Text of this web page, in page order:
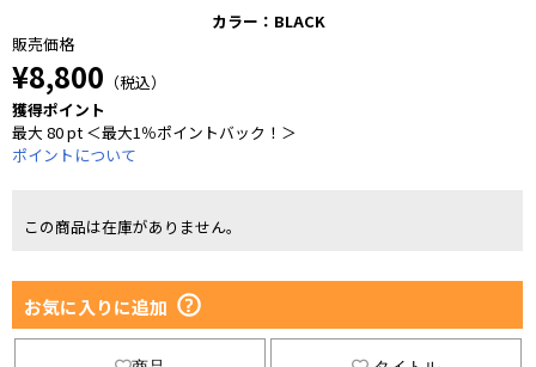
カラー：BLACK
販売価格
¥8,800 （税込）
獲得ポイント
最大 80 pt ＜最大1％ポイントバック！＞
ポイントについて
この商品は在庫がありません。
お気に入りに追加